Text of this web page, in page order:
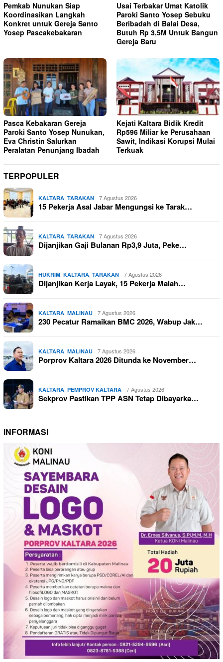
Pemkab Nunukan Siap
Koordinasikan Langkah
Konkret untuk Gereja Santo
Yosep Pascakebakaran
Usai Terbakar Umat Katolik
Paroki Santo Yosep Sebuku
Beribadah di Balai Desa,
Butuh Rp 3,5M Untuk Bangun
Gereja Baru
Pasca Kebakaran Gereja
Paroki Santo Yosep Nunukan,
Eva Christin Salurkan
Peralatan Penunjang Ibadah
Kejati Kaltara Bidik Kredit
Rp596 Miliar ke Perusahaan
Sawit, Indikasi Korupsi Mulai
Terkuak
TERPOPULER
KALTARA, TARAKAN 7 Agustus 2026
15 Pekerja Asal Jabar Mengungsi ke Tarak…
KALTARA, TARAKAN 7 Agustus 2026
Dijanjikan Gaji Bulanan Rp3,9 Juta, Peke…
HUKRIM, KALTARA, TARAKAN 7 Agustus 2026
Dijanjikan Kerja Layak, 15 Pekerja Malah…
KALTARA, MALINAU 7 Agustus 2026
230 Pecatur Ramaikan BMC 2026, Wabup Jak…
KALTARA, MALINAU 7 Agustus 2026
Porprov Kaltara 2026 Ditunda ke November…
KALTARA, PEMPROV KALTARA 7 Agustus 2026
Sekprov Pastikan TPP ASN Tetap Dibayarka…
INFORMASI